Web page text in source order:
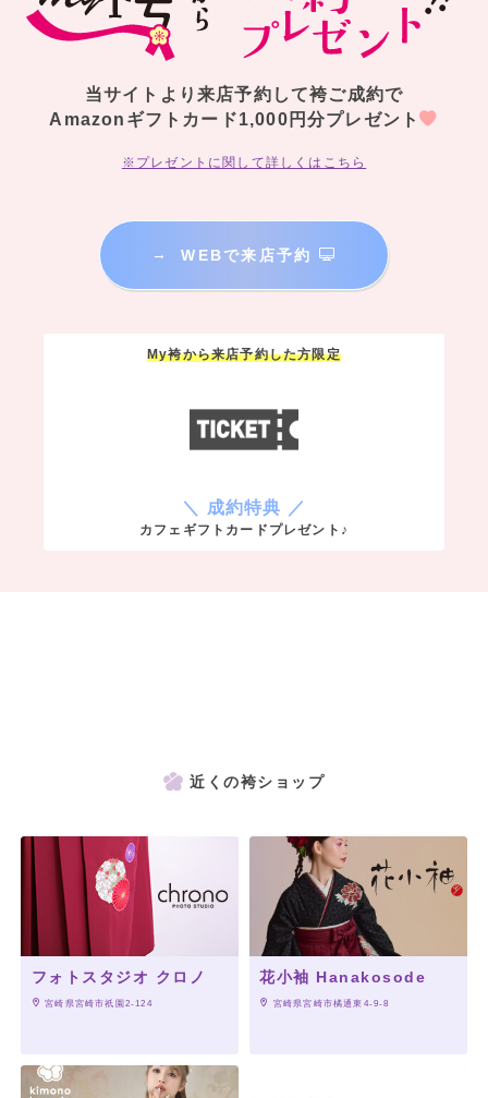
当サイトより来店予約して袴ご成約で
Amazonギフトカード1,000円分プレゼント
※プレゼントに関して詳しくはこちら
→ WEBで来店予約
My袴から来店予約した方限定
＼ 成約特典 ／
カフェギフトカードプレゼント♪
近くの袴ショップ
フォトスタジオ クロノ
宮崎県宮崎市祇園2-124
花小袖 Hanakosode
宮崎県宮崎市橘通東4-9-8